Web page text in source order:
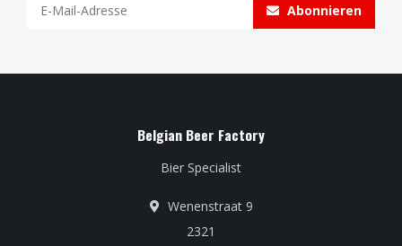
Abonnieren
Belgian Beer Factory
Bier Specialist
Wenenstraat 9
2321